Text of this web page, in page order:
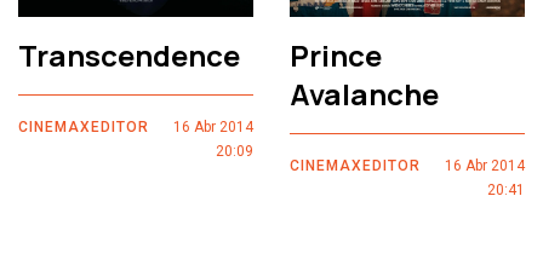
Transcendence
CINEMAXEDITOR
16 Abr 2014
20:09
Prince
Avalanche
CINEMAXEDITOR
16 Abr 2014
20:41